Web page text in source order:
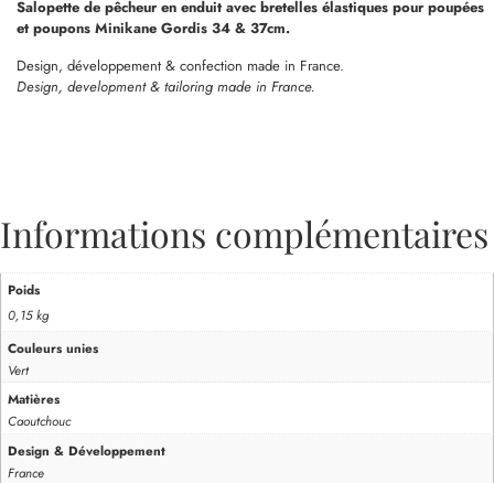
Salopette de pêcheur en enduit avec bretelles élastiques pour poupées
et poupons Minikane Gordis 34 & 37cm.
Design, développement & confection made in France.
Design, development & tailoring made in France.
Informations complémentaires
Poids
0,15 kg
Couleurs unies
Vert
Matières
Caoutchouc
Design & Développement
France